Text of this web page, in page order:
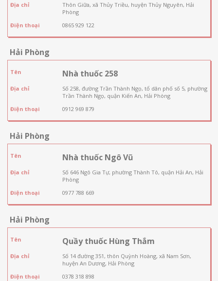
Địa chỉ
Thôn Giữa, xã Thủy Triều, huyện Thủy Nguyên, Hải
Phòng
Điện thoại
0865 929 122
Hải Phòng
Tên Nhà thuốc 258
Địa chỉ
Số 258, đường Trần Thành Ngọ, tổ dân phố số 5, phường
Trần Thành Ngọ, quận Kiến An, Hải Phòng
Điện thoại
0912 969 879
Hải Phòng
Tên Nhà thuốc Ngô Vũ
Địa chỉ
Số 646 Ngô Gia Tự, phường Thành Tô, quận Hải An, Hải
Phòng
Điện thoại
0977 788 669
Hải Phòng
Tên Quầy thuốc Hùng Thắm
Địa chỉ
Số 14 đường 351, thôn Quỳnh Hoàng, xã Nam Sơn,
huyện An Dương, Hải Phòng
Điện thoại
0378 318 898